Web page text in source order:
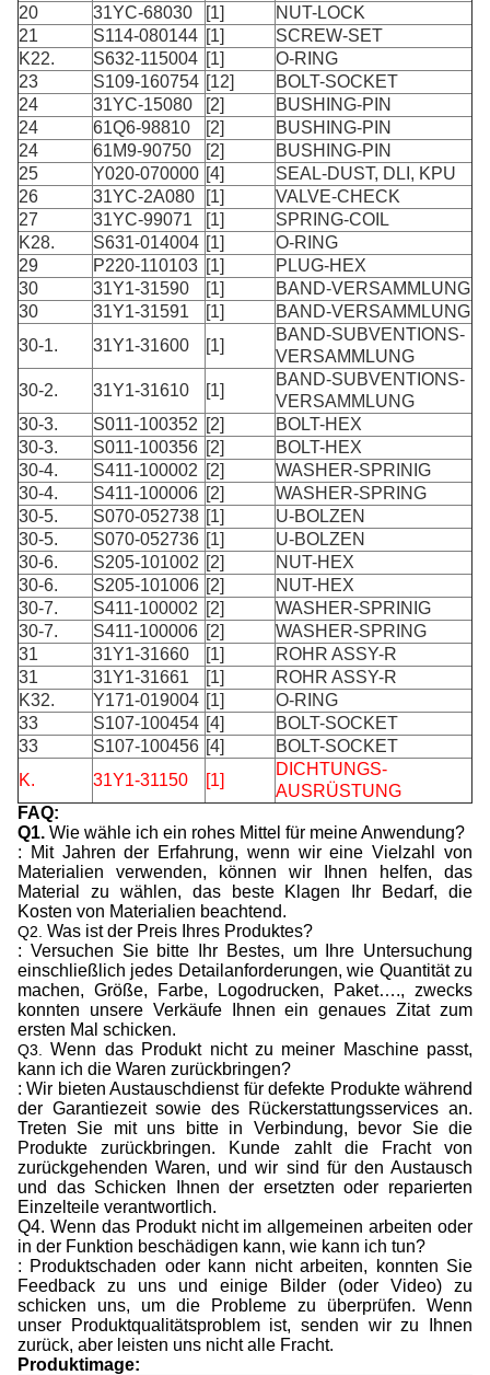
20
31YC-68030 [1]
NUT-LOCK
21
S114-080144 [1]
SCREW-SET
K22.
S632-115004 [1]
O-RING
23
S109-160754 [12]
BOLT-SOCKET
24
31YC-15080 [2]
BUSHING-PIN
24
61Q6-98810 [2]
BUSHING-PIN
24
61M9-90750 [2]
BUSHING-PIN
25
Y020-070000 [4]
SEAL-DUST, DLI, KPU
26
31YC-2A080 [1]
VALVE-CHECK
27
31YC-99071 [1]
SPRING-COIL
K28.
S631-014004 [1]
O-RING
29
P220-110103 [1]
PLUG-HEX
30
31Y1-31590 [1]
BAND-VERSAMMLUNG
30
31Y1-31591 [1]
BAND-VERSAMMLUNG
30-1.
31Y1-31600 [1]
BAND-SUBVENTIONS-
VERSAMMLUNG
30-2.
31Y1-31610 [1]
BAND-SUBVENTIONS-
VERSAMMLUNG
30-3.
S011-100352 [2]
BOLT-HEX
30-3.
S011-100356 [2]
BOLT-HEX
30-4.
S411-100002 [2]
WASHER-SPRINIG
30-4.
S411-100006 [2]
WASHER-SPRING
30-5.
S070-052738 [1]
U-BOLZEN
30-5.
S070-052736 [1]
U-BOLZEN
30-6.
S205-101002 [2]
NUT-HEX
30-6.
S205-101006 [2]
NUT-HEX
30-7.
S411-100002 [2]
WASHER-SPRINIG
30-7.
S411-100006 [2]
WASHER-SPRING
31
31Y1-31660 [1]
ROHR ASSY-R
31
31Y1-31661 [1]
ROHR ASSY-R
K32.
Y171-019004 [1]
O-RING
33
S107-100454 [4]
BOLT-SOCKET
33
S107-100456 [4]
BOLT-SOCKET
K.
31Y1-31150 [1]
DICHTUNGS-
AUSRÜSTUNG
FAQ:
Q1. Wie wähle ich ein rohes Mittel für meine Anwendung?
: Mit Jahren der Erfahrung, wenn wir eine Vielzahl von
Materialien verwenden, können wir Ihnen helfen, das
Material zu wählen, das beste Klagen Ihr Bedarf, die
Kosten von Materialien beachtend.
Q2. Was ist der Preis Ihres Produktes?
: Versuchen Sie bitte Ihr Bestes, um Ihre Untersuchung
einschließlich jedes Detailanforderungen, wie Quantität zu
machen, Größe, Farbe, Logodrucken, Paket…., zwecks
konnten unsere Verkäufe Ihnen ein genaues Zitat zum
ersten Mal schicken.
Q3.Wenn das Produkt nicht zu meiner Maschine passt,
kann ich die Waren zurückbringen?
: Wir bieten Austauschdienst für defekte Produkte während
der Garantiezeit sowie des Rückerstattungsservices an.
Treten Sie mit uns bitte in Verbindung, bevor Sie die
Produkte zurückbringen. Kunde zahlt die Fracht von
zurückgehenden Waren, und wir sind für den Austausch
und das Schicken Ihnen der ersetzten oder reparierten
Einzelteile verantwortlich.
Q4. Wenn das Produkt nicht im allgemeinen arbeiten oder
in der Funktion beschädigen kann, wie kann ich tun?
: Produktschaden oder kann nicht arbeiten, konnten Sie
Feedback zu uns und einige Bilder (oder Video) zu
schicken uns, um die Probleme zu überprüfen. Wenn
unser Produktqualitätsproblem ist, senden wir zu Ihnen
zurück, aber leisten uns nicht alle Fracht.
Produktimage: